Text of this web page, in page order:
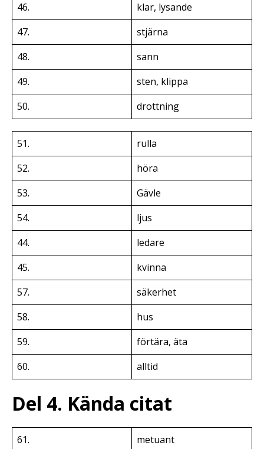
46.
klar, lysande
47.
stjärna
48.
sann
49.
sten, klippa
50.
drottning
51.
rulla
52.
höra
53.
Gävle
54.
ljus
44.
ledare
45.
kvinna
57.
säkerhet
58.
hus
59.
förtära, äta
60.
alltid
Del 4. Kända citat
61. metuant